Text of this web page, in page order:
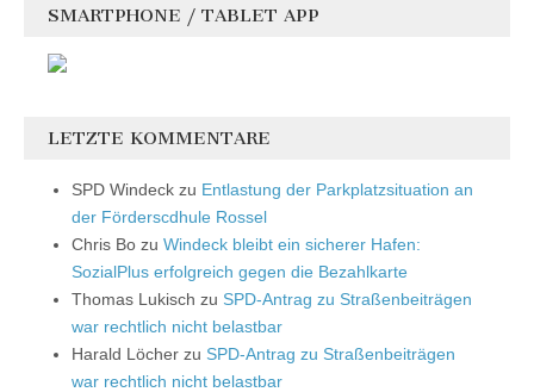
SMARTPHONE / TABLET APP
LETZTE KOMMENTARE
SPD Windeck zu Entlastung der Parkplatzsituation an
der Förderscdhule Rossel
Chris Bo zu Windeck bleibt ein sicherer Hafen:
SozialPlus erfolgreich gegen die Bezahlkarte
Thomas Lukisch zu SPD-Antrag zu Straßenbeiträgen
war rechtlich nicht belastbar
Harald Löcher zu SPD-Antrag zu Straßenbeiträgen
war rechtlich nicht belastbar